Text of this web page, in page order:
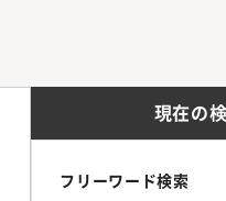
現在の
フリーワード検索